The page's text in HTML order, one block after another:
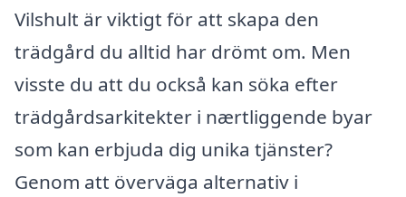
Vilshult är viktigt för att skapa den
trädgård du alltid har drömt om. Men
visste du att du också kan söka efter
trädgårdsarkitekter i nærtliggende byar
som kan erbjuda dig unika tjänster?
Genom att överväga alternativ i